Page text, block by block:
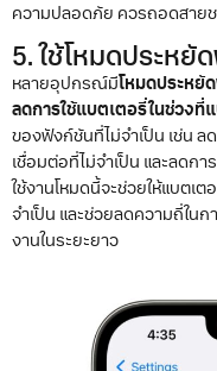
ความปลอดภัย ควรถอดสาย
5. ใช้โหมดประหยั
หลายอุปกรณ์มีโหมดประหยั
ลดการใช้แบตเตอรี่ในช่วงที่
ของฟังก์ชันที่ไม่จำเป็น เช่น
เชื่อมต่อที่ไม่จำเป็น และลดกา
ใช้งานโหมดนี้จะช่วยให้แบตเ
จำเป็น และช่วยลดความถี่ใน
งานในระยะยาว